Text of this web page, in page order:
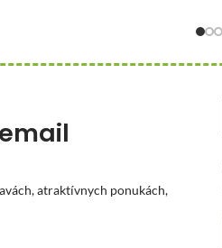
atraktívnych ponukách,